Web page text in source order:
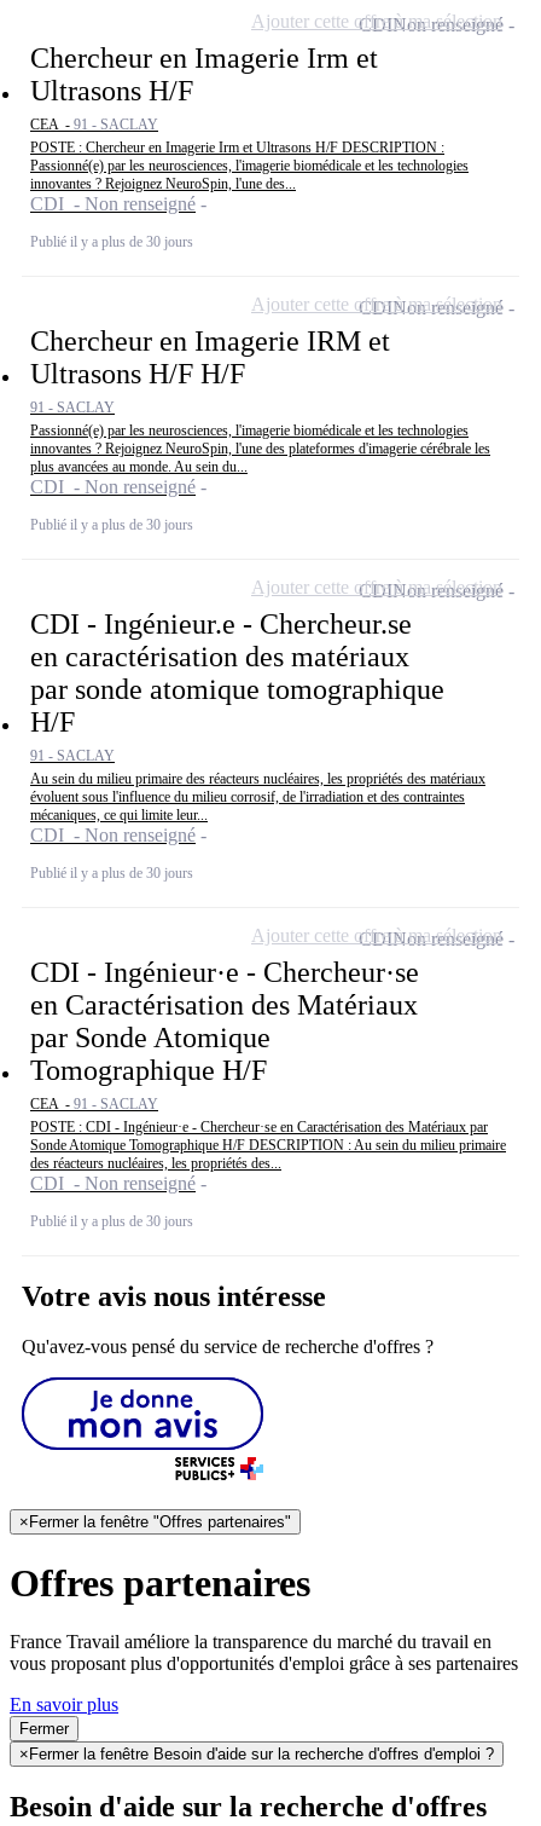
Chercheur en Imagerie Irm et
Ultrasons H/F
CEA - 91 - SACLAY
POSTE : Chercheur en Imagerie Irm et Ultrasons H/F DESCRIPTION :
Passionné(e) par les neurosciences, l'imagerie biomédicale et les technologies
innovantes ? Rejoignez NeuroSpin, l'une des...
CDI - Non renseigné
Publié il y a plus de 30 jours
CDINon renseigné
Ajouter cette offre à ma sélection
Chercheur en Imagerie IRM et
Ultrasons H/F H/F
91 - SACLAY
Passionné(e) par les neurosciences, l'imagerie biomédicale et les technologies
innovantes ? Rejoignez NeuroSpin, l'une des plateformes d'imagerie cérébrale les
plus avancées au monde. Au sein du...
CDI - Non renseigné
Publié il y a plus de 30 jours
CDINon renseigné
Ajouter cette offre à ma sélection
CDI - Ingénieur.e - Chercheur.se
en caractérisation des matériaux
par sonde atomique tomographique
H/F
91 - SACLAY
Au sein du milieu primaire des réacteurs nucléaires, les propriétés des matériaux
évoluent sous l'influence du milieu corrosif, de l'irradiation et des contraintes
mécaniques, ce qui limite leur...
CDI - Non renseigné
Publié il y a plus de 30 jours
CDINon renseigné
Ajouter cette offre à ma sélection
CDI - Ingénieur·e - Chercheur·se
en Caractérisation des Matériaux
par Sonde Atomique
Tomographique H/F
CEA - 91 - SACLAY
POSTE : CDI - Ingénieur·e - Chercheur·se en Caractérisation des Matériaux par
Sonde Atomique Tomographique H/F DESCRIPTION : Au sein du milieu primaire
des réacteurs nucléaires, les propriétés des...
CDI - Non renseigné
Publié il y a plus de 30 jours
CDINon renseigné
Ajouter cette offre à ma sélection
Votre avis nous intéresse
Qu'avez-vous pensé du service de recherche d'offres ?
× Fermer la fenêtre "Offres partenaires"
Offres partenaires
France Travail améliore la transparence du marché du travail en
vous proposant plus d'opportunités d'emploi grâce à ses partenaires
En savoir plus
Fermer
× Fermer la fenêtre Besoin d'aide sur la recherche d'offres d'emploi ?
Besoin d'aide sur la recherche d'offres